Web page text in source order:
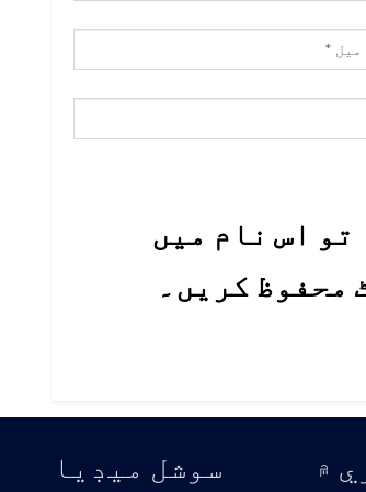
تو اس نام میں
محفوظ کریں۔
۾ سوشل ميڊيا